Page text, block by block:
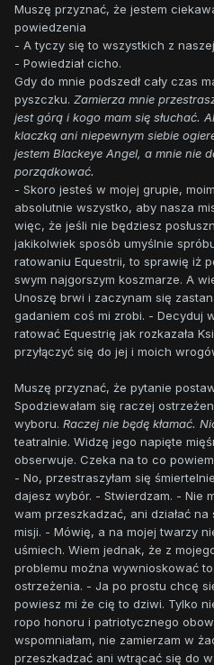
Muszę przyznać, że jestem
powiedzenia
- A tyczy się to wszystkich z
- Powiedział cicho.
Gdy do mnie podszedł cały czas
pyszczku. Zamierza mnie
jest górą i kogo mam się słuchać.
klaczką ani niepewnym siebie
jestem Blackeye Angel, a mnie nie
porządkować.
- Skoro jesteś w mojej grupie,
absolutnie wszystko, aby nasza
więc, że jeśli nie będziesz
jakikolwiek sposób umyślnie
ratowaniu Equestrii, to sprawię iż
swym najgorszym koszmarze. A
Unoszę brwi i zaczynam się
gadaniem coś mi zrobi. - Decyduj
ratować Equestrię jak rozkazała
przyłączyć się do jej i moich
Muszę przyznać, że pytanie
Spodziewałam się raczej
wyboru. Raczej nie będę kłamać.
teatralnie. Widzę jego napięte
obserwuje. Czeka na to co
- No, przestraszyłam się
dajesz wybór. - Stwierdzam. - Nie
wam przeszkadzać, ani działać
misji. - Mówię, a na mojej twarzy
uśmiech. Wiem jednak, że z
problemu można wywnioskować
ostrzeżenia. - Ja po prostu chcę
powiesz mi że cię to dziwi. Tylko
ropo honoru i patriotycznego
wspomniałam, nie zamierzam w
przeszkadzać ani wtrącać się do